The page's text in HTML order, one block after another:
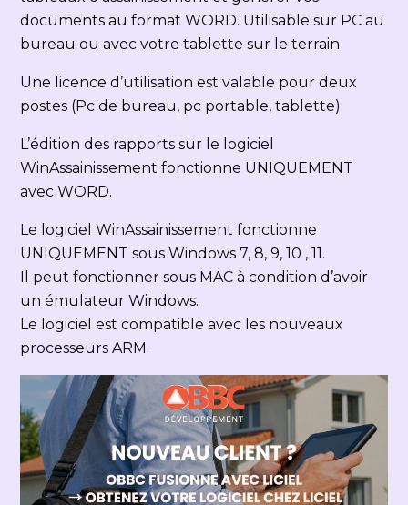
documents au format WORD. Utilisable sur PC au
bureau ou avec votre tablette sur le terrain
Une licence d’utilisation est valable pour deux
postes (Pc de bureau, pc portable, tablette)
L’édition des rapports sur le logiciel
WinAssainissement fonctionne UNIQUEMENT
avec WORD.
Le logiciel WinAssainissement fonctionne
UNIQUEMENT sous Windows 7, 8, 9, 10 , 11.
Il peut fonctionner sous MAC à condition d’avoir
un émulateur Windows.
Le logiciel est compatible avec les nouveaux
processeurs ARM.